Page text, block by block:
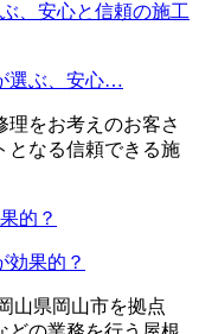
選ぶ、安心…
理をお考えのお客さ
となる信頼できる施
効果的？
山県岡山市を拠点